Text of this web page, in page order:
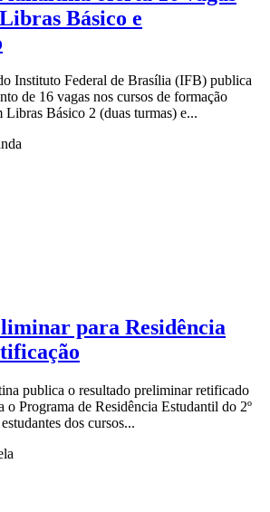
Básico e
Instituto Federal de Brasília (IFB) publica
de 16 vagas nos cursos de formação
Básico 2 (duas turmas) e...
para Residência
publica o resultado preliminar retificado
o Programa de Residência Estudantil do 2º
dos cursos...